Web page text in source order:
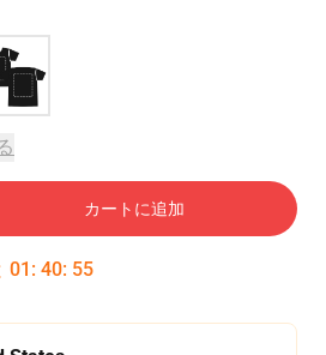
カートに追加
01 : 40: 54